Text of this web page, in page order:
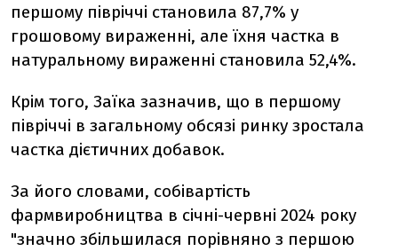
першому півріччі становила 87,7% у
грошовому вираженні, але їхня частка в
натуральному вираженні становила 52,4%.
Крім того, Заїка зазначив, що в першому
півріччі в загальному обсязі ринку зростала
частка дієтичних добавок.
За його словами, собівартість
фармвиробництва в січні-червні 2024 року
"значно збільшилася порівняно з першою